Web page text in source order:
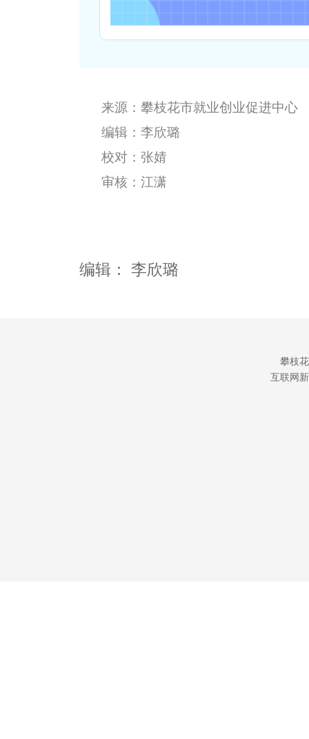
来源：攀枝花市就业创业促进中心
编辑：李欣璐
校对：张婧
审核：江潇
编辑： 李欣璐
攀枝
互联网